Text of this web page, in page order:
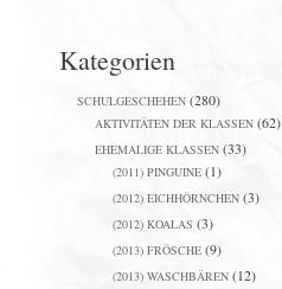
Kategorien
SCHULGESCHEHEN(280)
AKTIVITÄTEN DER KLASSEN(62)
EHEMALIGE KLASSEN(33)
(2011) PINGUINE(1)
(2012) EICHHÖRNCHEN(3)
(2012) KOALAS (3)
(2013) FRÖSCHE(9)
(2013) WASCHBÄREN(12)